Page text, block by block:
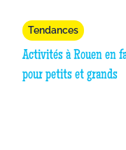
Tendances
Activités à Rouen en
pour petits et grands